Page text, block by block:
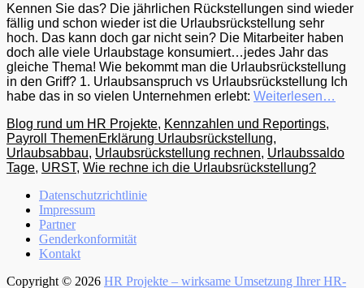
Kennen Sie das? Die jährlichen Rückstellungen sind wieder
fällig und schon wieder ist die Urlaubsrückstellung sehr
hoch. Das kann doch gar nicht sein? Die Mitarbeiter haben
doch alle viele Urlaubstage konsumiert…jedes Jahr das
gleiche Thema! Wie bekommt man die Urlaubsrückstellung
in den Griff? 1. Urlaubsanspruch vs Urlaubsrückstellung Ich
habe das in so vielen Unternehmen erlebt: Weiterlesen…
Kategorien
Blog rund um HR Projekte, Kennzahlen und Reportings,
Payroll ThemenTags
Erklärung Urlaubsrückstellung,
Urlaubsabbau, Urlaubsrückstellung rechnen, Urlaubssaldo
Tage, URST, Wie rechne ich die Urlaubsrückstellung?
Menü
Fußzeile
Zum
Inhalt:
Datenschutzrichtlinie
Impressum
Partner
Genderkonformität
Kontakt
Copyright © 2026 HR Projekte – wirksame Umsetzung Ihrer HR-